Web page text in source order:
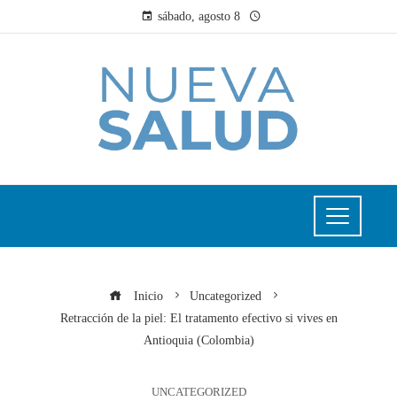
sábado, agosto 8
Inicio
Uncategorized
Retracción de la piel: El tratamento efectivo si vives en
Antioquia (Colombia)
UNCATEGORIZED